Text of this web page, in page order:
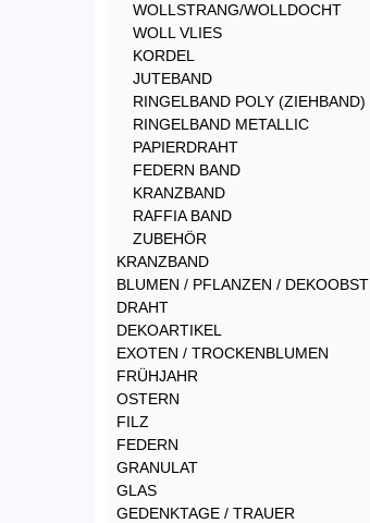
WOLLSTRANG/WOLLDOCHT
WOLL VLIES
KORDEL
JUTEBAND
RINGELBAND POLY (ZIEHBAND)
RINGELBAND METALLIC
PAPIERDRAHT
FEDERN BAND
KRANZBAND
RAFFIA BAND
ZUBEHÖR
KRANZBAND
BLUMEN / PFLANZEN / DEKOOBST
DRAHT
DEKOARTIKEL
EXOTEN / TROCKENBLUMEN
FRÜHJAHR
OSTERN
FILZ
FEDERN
GRANULAT
GLAS
GEDENKTAGE / TRAUER